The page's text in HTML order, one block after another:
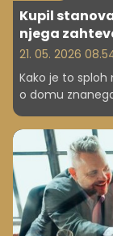
Kupil
njega
21. 05. 2026
Kako je to sploh
o domu
spraševali
v celoti plačal,
enkrat ali naj